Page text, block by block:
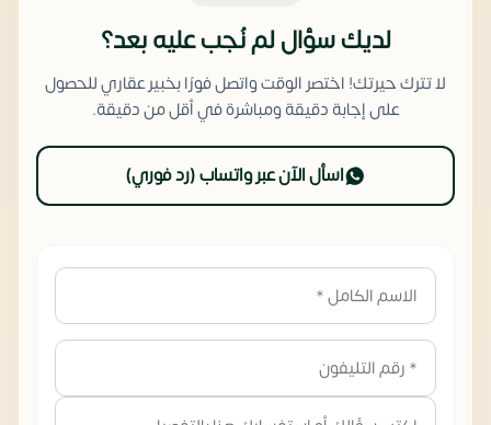
لديك سؤال لم نُجب عليه بعد؟
لا تترك حيرتك! اختصر الوقت واتصل فورًا بخبير عقاري للحصول
على إجابة دقيقة ومباشرة في أقل من دقيقة.
اسأل الآن عبر واتساب (رد فوري)